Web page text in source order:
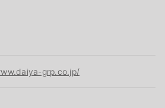
grp.co.jp/